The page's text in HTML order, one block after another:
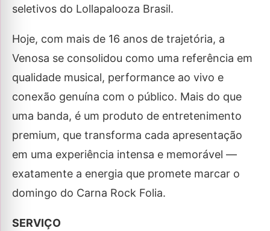
seletivos do Lollapalooza Brasil.
Hoje, com mais de 16 anos de trajetória, a
Venosa se consolidou como uma referência em
qualidade musical, performance ao vivo e
conexão genuína com o público. Mais do que
uma banda, é um produto de entretenimento
premium, que transforma cada apresentação
em uma experiência intensa e memorável —
exatamente a energia que promete marcar o
domingo do Carna Rock Folia.
SERVIÇO